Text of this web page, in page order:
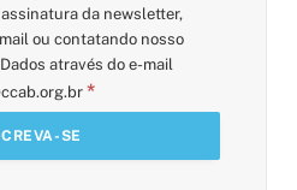
da newsletter,
ou contatando nosso
através do e-mail
*